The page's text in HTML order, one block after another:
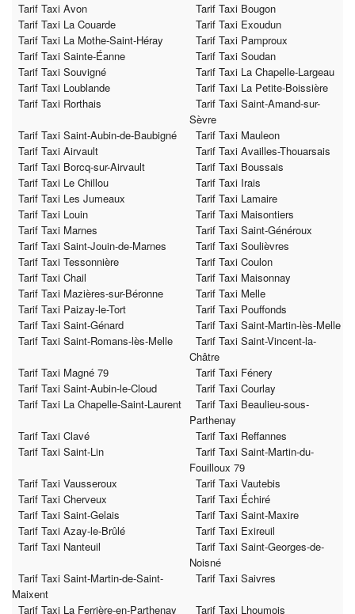
Tarif Taxi Avon
Tarif Taxi Bougon
Tarif Taxi La Couarde
Tarif Taxi Exoudun
Tarif Taxi La Mothe-Saint-Héray
Tarif Taxi Pamproux
Tarif Taxi Sainte-Éanne
Tarif Taxi Soudan
Tarif Taxi Souvigné
Tarif Taxi La Chapelle-Largeau
Tarif Taxi Loublande
Tarif Taxi La Petite-Boissière
Tarif Taxi Rorthais
Tarif Taxi Saint-Amand-sur-
Sèvre
Tarif Taxi Saint-Aubin-de-Baubigné
Tarif Taxi Mauleon
Tarif Taxi Airvault
Tarif Taxi Availles-Thouarsais
Tarif Taxi Borcq-sur-Airvault
Tarif Taxi Boussais
Tarif Taxi Le Chillou
Tarif Taxi Irais
Tarif Taxi Les Jumeaux
Tarif Taxi Lamaire
Tarif Taxi Louin
Tarif Taxi Maisontiers
Tarif Taxi Marnes
Tarif Taxi Saint-Généroux
Tarif Taxi Saint-Jouin-de-Marnes
Tarif Taxi Soulièvres
Tarif Taxi Tessonnière
Tarif Taxi Coulon
Tarif Taxi Chail
Tarif Taxi Maisonnay
Tarif Taxi Mazières-sur-Béronne
Tarif Taxi Melle
Tarif Taxi Paizay-le-Tort
Tarif Taxi Pouffonds
Tarif Taxi Saint-Génard
Tarif Taxi Saint-Martin-lès-Melle
Tarif Taxi Saint-Romans-lès-Melle
Tarif Taxi Saint-Vincent-la-
Châtre
Tarif Taxi Magné 79
Tarif Taxi Fénery
Tarif Taxi Saint-Aubin-le-Cloud
Tarif Taxi Courlay
Tarif Taxi La Chapelle-Saint-Laurent
Tarif Taxi Beaulieu-sous-
Parthenay
Tarif Taxi Clavé
Tarif Taxi Reffannes
Tarif Taxi Saint-Lin
Tarif Taxi Saint-Martin-du-
Fouilloux 79
Tarif Taxi Vausseroux
Tarif Taxi Vautebis
Tarif Taxi Cherveux
Tarif Taxi Échiré
Tarif Taxi Saint-Gelais
Tarif Taxi Saint-Maxire
Tarif Taxi Azay-le-Brûlé
Tarif Taxi Exireuil
Tarif Taxi Nanteuil
Tarif Taxi Saint-Georges-de-
Noisné
Tarif Taxi Saint-Martin-de-Saint-
Maixent
Tarif Taxi Saivres
Tarif Taxi La Ferrière-en-Parthenay
Tarif Taxi Lhoumois